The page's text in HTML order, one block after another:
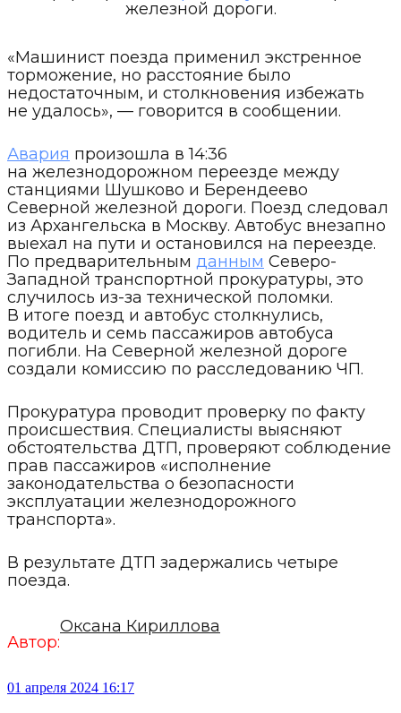
железной дороги.
«Машинист поезда применил экстренное
торможение, но расстояние было
недостаточным, и столкновения избежать
не удалось», — говорится в сообщении.
Авария произошла в 14:36
на железнодорожном переезде между
станциями Шушково и Берендеево
Северной железной дороги. Поезд следовал
из Архангельска в Москву. Автобус внезапно
выехал на пути и остановился на переезде.
По предварительным данным Северо-
Западной транспортной прокуратуры, это
случилось из-за технической поломки.
В итоге поезд и автобус столкнулись,
водитель и семь пассажиров автобуса
погибли. На Северной железной дороге
создали комиссию по расследованию ЧП.
Прокуратура проводит проверку по факту
происшествия. Специалисты выясняют
обстоятельства ДТП, проверяют соблюдение
прав пассажиров «исполнение
законодательства о безопасности
эксплуатации железнодорожного
транспорта».
В результате ДТП задержались четыре
поезда.
Автор:
Оксана Кириллова
01 апреля 2024 16:17